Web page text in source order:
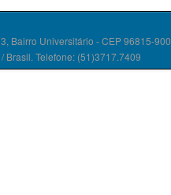
Bairro Universitário - CEP 96815-900
Brasil. Telefone: (51)3717.7409